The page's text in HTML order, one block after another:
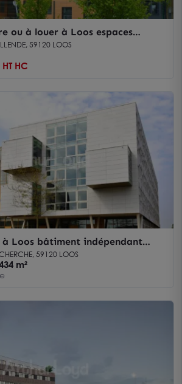
ou à louer à Loos espaces
extérieur
59120 LOOS
HC
à Loos bâtiment indépendant
récents59120 LOOS
m²